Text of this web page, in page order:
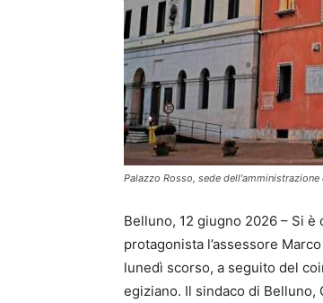
Palazzo Rosso, sede dell'amministrazione
Belluno, 12 giugno 2026 – Si
protagonista l’assessore
lunedì scorso, a seguito del
egiziano. Il sindaco di Belluno,